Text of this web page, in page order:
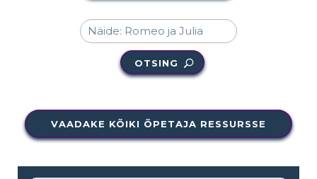
OTSING
VAADAKE KÕIKI ÕPETAJA RESSURSSE